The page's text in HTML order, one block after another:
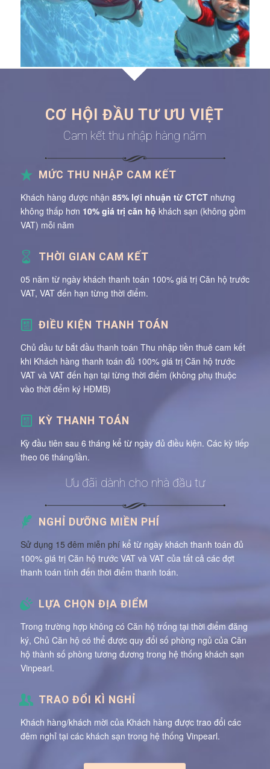
CƠ HỘI ĐẦU TƯ ƯU VIỆT
Cam kết thu nhập hàng năm
MỨC THU NHẬP CAM KẾT
Khách hàng được nhận 85% lợi nhuận từ CTCTnhưng
không thấp hơn 10% giá trị căn hộ khách sạn (không gồm
VAT) mỗi năm
THỜI GIAN CAM KẾT
05 năm từ ngày khách thanh toán 100% giá trị Căn hộ trước
VAT, VAT đến hạn từng thời điểm.
ĐIỀU KIỆN THANH TOÁN
Chủ đầu tư bắt đầu thanh toán Thu nhập tiền thuê cam kết
khi Khách hàng thanh toán đủ 100% giá trị Căn hộ trước
VAT và VAT đến hạn tại từng thời điểm (không phụ thuộc
vào thời đểm ký HĐMB)
KỲ THANH TOÁN
Kỳ đầu tiên sau 6 tháng kể từ ngày đủ điều kiện. Các kỳ tiếp
theo 06 tháng/lần.
Ưu đãi dành cho nhà đầu tư
NGHỈ DƯỠNG MIỀN PHÍ
Sử dụng 15 đêm miễn phíkể từ ngày khách thanh toán đủ
100% giá trị Căn hộ trước VAT và VAT của tất cả các đợt
thanh toán tính đến thời điểm thanh toán.
LỰA CHỌN ĐỊA ĐIỂM
Trong trường hợp không có Căn hộ trống tại thời điểm đăng
ký, Chủ Căn hộ có thể được quy đổi số phòng ngủ của Căn
hộ thành số phòng tương đương trong hệ thống khách sạn
Vinpearl.
TRAO ĐỔI KÌ NGHỈ
Khách hàng/khách mời của Khách hàng được trao đổi các
đêm nghỉ tại các khách sạn trong hệ thống Vinpearl.